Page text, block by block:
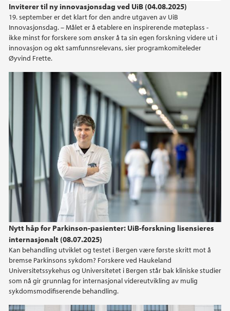
Inviterer til ny innovasjonsdag ved UiB (04.08.2025)
19. september er det klart for den andre utgaven av UiB
Innovasjonsdag. – Målet er å etablere en inspirerende møteplass -
ikke minst for forskere som ønsker å ta sin egen forskning videre ut i
innovasjon og økt samfunnsrelevans, sier programkomiteleder
Øyvind Frette.
Nytt håp for Parkinson-pasienter: UiB-forskning lisensieres
internasjonalt (08.07.2025)
Kan behandling utviklet og testet i Bergen være første skritt mot å
bremse Parkinsons sykdom? Forskere ved Haukeland
Universitetssykehus og Universitetet i Bergen står bak kliniske studier
som nå gir grunnlag for internasjonal videreutvikling av mulig
sykdomsmodifiserende behandling.